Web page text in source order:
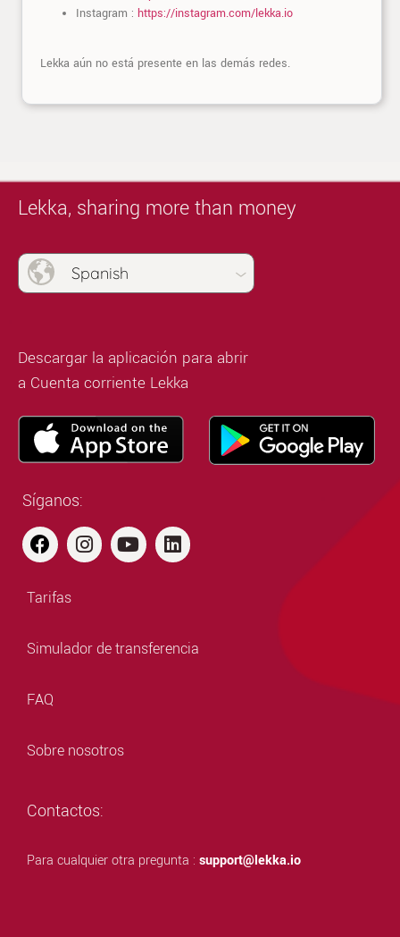
Instagram :https://instagram.com/lekka.io
Lekka aún no está presente en las demás redes.
Lekka, sharing more than money
Spanish
Descargar la aplicación para abrir
a Cuenta corriente Lekka
Síganos:
Tarifas
Simulador de transferencia
FAQ
Sobre nosotros
Contactos:
Para cualquier otra pregunta : support@lekka.io